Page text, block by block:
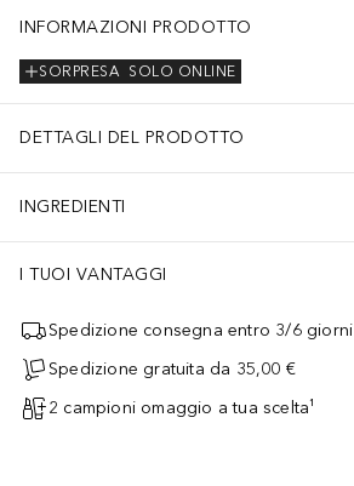
INFORMAZIONI PRODOTTO
SOLO ONLINE
SORPRESA
DETTAGLI DEL PRODOTTO
INGREDIENTI
I TUOI VANTAGGI
Spedizione consegna entro 3/6 giorni
Spedizione gratuita da 35,00 €
2 campioni omaggio a tua scelta¹